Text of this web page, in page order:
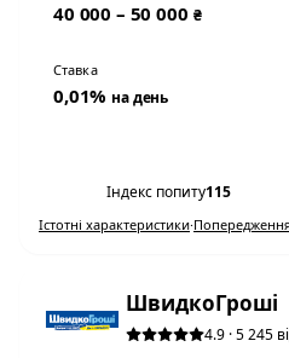
40 000 – 50 000 ₴
Ставка
0,01% на день
Індекс попиту115
Істотні характеристики·
ШвидкоГроші
4.9 · 5 245